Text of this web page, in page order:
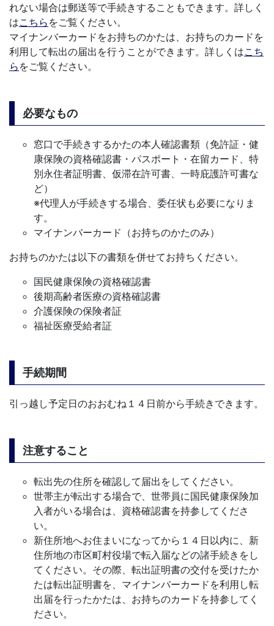
れない場合は郵送等で手続きすることもできます。詳しく
はこちら をご覧ください。
マイナンバーカードをお持ちのかたは、お持ちのカードを
利用して転出の届出を行うことができます。詳しくはこち
ら をご覧ください。
必要なもの
窓口で手続きするかたの本人確認書類（免許証・健
康保険の資格確認書・パスポート・在留カード、特
別永住者証明書、仮滞在許可書、一時庇護許可書な
ど）
※代理人が手続きする場合、委任状も必要になりま
す。
マイナンバーカード（お持ちのかたのみ）
お持ちのかたは以下の書類を併せてお持ちください。
国民健康保険の資格確認書
後期高齢者医療の資格確認書
介護保険の保険者証
福祉医療受給者証
手続期間
引っ越し予定日のおおむね１４日前から手続きできます。
注意すること
転出先の住所を確認して届出をしてください。
世帯主が転出する場合で、世帯員に国民健康保険加
入者がいる場合は、資格確認書を持参してくださ
い。
新住所地へお住まいになってから１４日以内に、新
住所地の市区町村役場で転入届などの諸手続きをし
てください。その際、転出証明書の交付を受けたか
たは転出証明書を、マイナンバーカードを利用し転
出届を行ったかたは、お持ちのカードを持参してく
ださい。